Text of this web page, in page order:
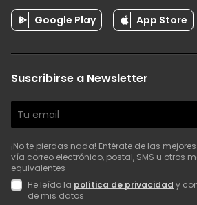
Google Play App Store
Suscribirse a Newsletter
¡No te pierdas nada! Entérate de las
vía correo electrónico, postal, SMS u otros
equivalentes
He leído la política de privacidad y
de mis datos